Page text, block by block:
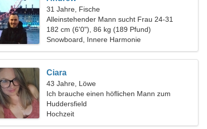
31 Jahre, Fische
Alleinstehender Mann sucht Frau 24-31
182 cm (6'0"), 86 kg (189 Pfund)
Snowboard, Innere Harmonie
Ciara
43 Jahre, Löwe
Ich brauche einen höflichen Mann zum
Reisen
Huddersfield
Hochzeit